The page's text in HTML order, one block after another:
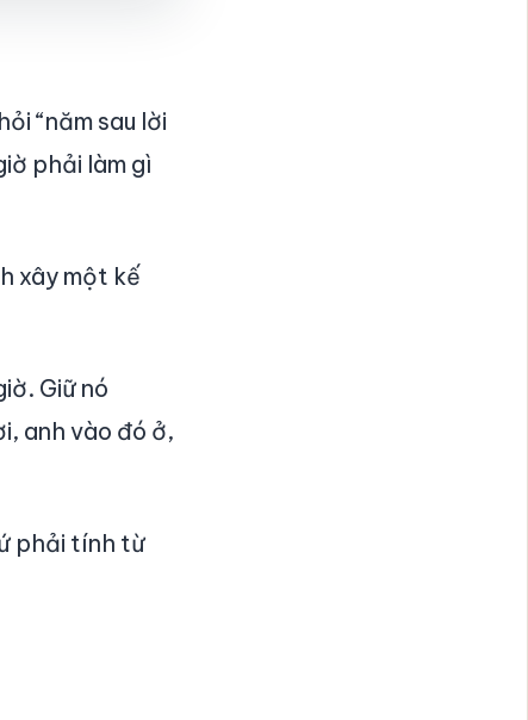
“năm sau lời
phải làm gì
xây một kế
Giữ nó
anh vào đó ở,
phải tính từ